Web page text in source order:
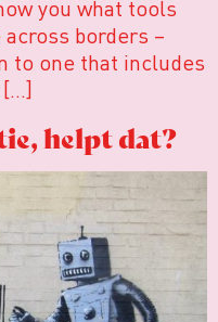
you what tools
borders –
to one that includes
[…]
helpt dat?